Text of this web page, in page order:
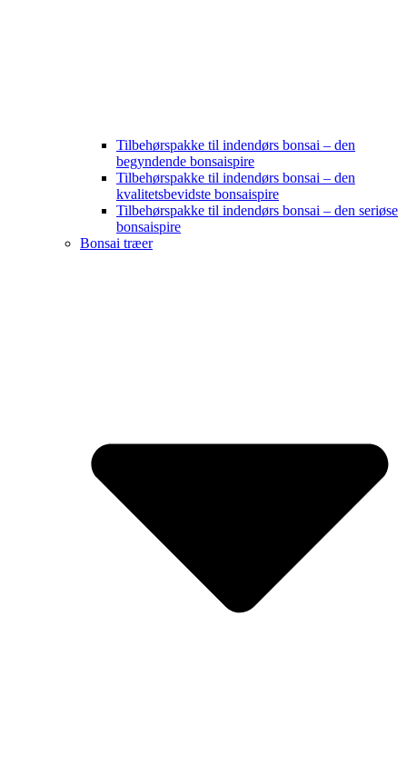
Tilbehørspakke til indendørs bonsai – den
begyndende bonsaispire
Tilbehørspakke til indendørs bonsai – den
kvalitetsbevidste bonsaispire
Tilbehørspakke til indendørs bonsai – den seriøse
bonsaispire
Bonsai træer